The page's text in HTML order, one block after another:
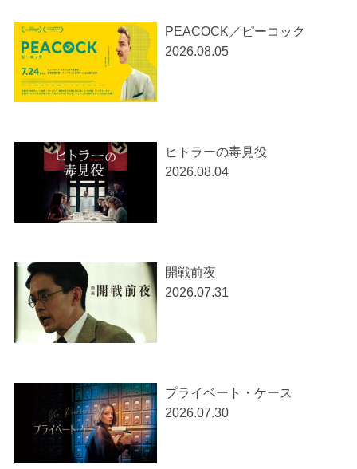
PEACOCK／ピーコック
2026.08.05
ヒトラーの毒見役
2026.08.04
開戦前夜
2026.07.31
プライベート・ケース
2026.07.30